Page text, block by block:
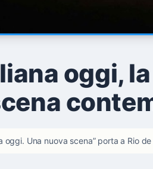
oggi,
oggi. Una nuova scena” porta a Rio